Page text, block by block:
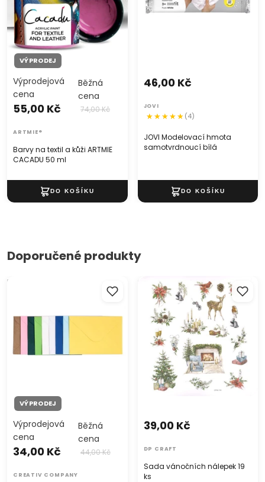
VÝPRODEJ
Barvy na textil a kůži ARTMIE
CACADU 50 ml
Výprodejová
cena
55,00 Kč
Běžná
cena
74,00 Kč
ARTMIE®
JOVI Modelovací hmota
samotvrdnoucí bílá
46,00 Kč
JOVI
(4)
Doporučené produkty
Pohlednice s obálkou 6 ks -
VÝPRODEJ
Výprodejová
cena
34,00 Kč
Běžná
cena
44,00 Kč
CREATIV COMPANY
Sada vánočních nálepek 19
Sada vánočních nálepek 19
ks
39,00 Kč
DP CRAFT